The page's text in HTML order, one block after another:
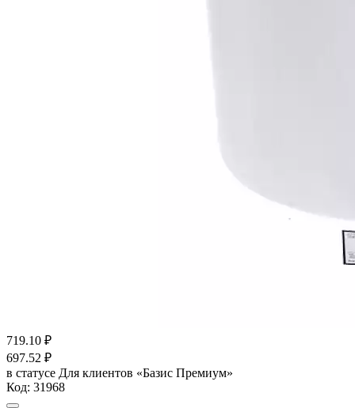
719.10 ₽
697.52 ₽
в статусе Для клиентов «Базис Премиум»
Код: 31968